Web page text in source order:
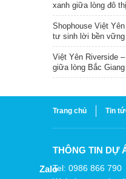
xanh giữa lòng đô thị
Shophouse Việt
tư sinh lời bền vững
Việt Yên Riverside
giữa lòng Bắc Giang
Trang chủ Tin
THÔNG TIN DỰ
Tel: 0986 866 790
Zalo